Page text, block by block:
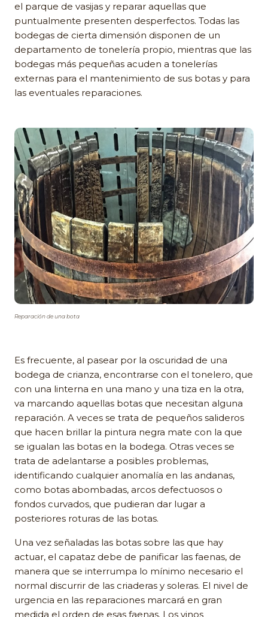
el parque de vasijas y reparar aquellas que
puntualmente presenten desperfectos. Todas las
bodegas de cierta dimensión disponen de un
departamento de tonelería propio, mientras que las
bodegas más pequeñas acuden a tonelerías
externas para el mantenimiento de sus botas y para
las eventuales reparaciones.
Reparación de una bota
Es frecuente, al pasear por la oscuridad de una
bodega de crianza, encontrarse con el tonelero, que
con una linterna en una mano y una tiza en la otra,
va marcando aquellas botas que necesitan alguna
reparación. A veces se trata de pequeños salideros
que hacen brillar la pintura negra mate con la que
se igualan las botas en la bodega. Otras veces se
trata de adelantarse a posibles problemas,
identificando cualquier anomalía en las andanas,
como botas abombadas, arcos defectuosos o
fondos curvados, que pudieran dar lugar a
posteriores roturas de las botas.
Una vez señaladas las botas sobre las que hay
actuar, el capataz debe de panificar las faenas, de
manera que se interrumpa lo mínimo necesario el
normal discurrir de las criaderas y soleras. El nivel de
urgencia en las reparaciones marcará en gran
medida el orden de esas faenas. Los vinos